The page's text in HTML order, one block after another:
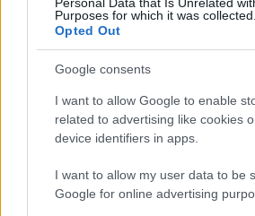
Purposes for which it was collected.
Opted Out
Google consents
I want to allow Google to enable
related to advertising like cookies
device identifiers in apps.
I want to allow my user data to be
Google for online advertising